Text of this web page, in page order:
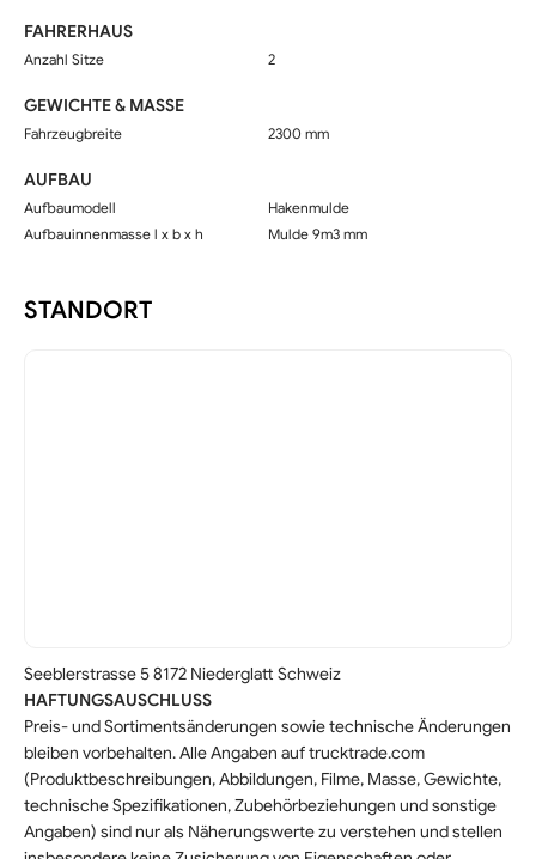
FAHRERHAUS
Anzahl Sitze 2
GEWICHTE & MASSE
Fahrzeugbreite 2300 mm
AUFBAU
Aufbaumodell
Hakenmulde
Aufbauinnenmasse l x b x h
Mulde 9m3 mm
STANDORT
Seeblerstrasse 5 8172 Niederglatt Schweiz
HAFTUNGSAUSCHLUSS
Preis- und Sortimentsänderungen sowie technische Änderungen
bleiben vorbehalten. Alle Angaben auf trucktrade.com
(Produktbeschreibungen, Abbildungen, Filme, Masse, Gewichte,
technische Spezifikationen, Zubehörbeziehungen und sonstige
Angaben) sind nur als Näherungswerte zu verstehen und stellen